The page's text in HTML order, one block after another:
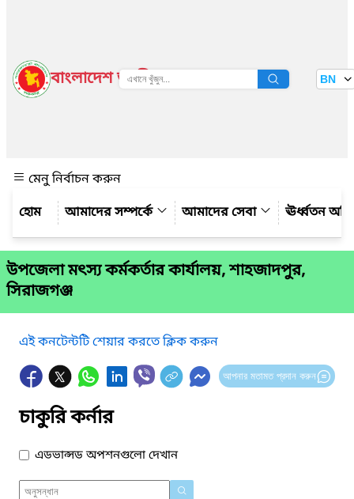
বাংলাদেশ জাতীয় তথ্য বাতায়ন BN
মেনু নির্বাচন করুন
আমাদের সম্পর্কে
আমাদের সেবা ঊর্ধ্বতন
উপজেলা মৎস্য কর্মকর্তার কার্যালয়, শাহজাদপুর,
সিরাজগঞ্জ
এই কনটেন্টটি শেয়ার করতে ক্লিক করুন
আপনার মতামত প্রদান করুন
চাকুরি কর্নার
এডভান্সড অপশনগুলো দেখান